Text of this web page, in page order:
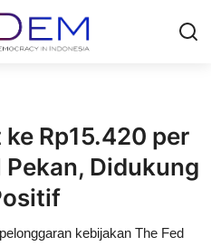
Rp15.420 per
Pekan, Didukung
kebijakan The Fed